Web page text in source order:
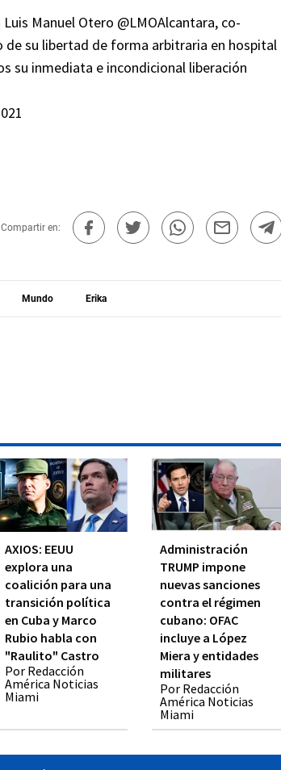
Manuel Otero @LMOAlcantara, co-
de su libertad de forma arbitraria en hospital
su inmediata e incondicional liberación
Compartir en:
Mundo Erika
AXIOS: EEUU
explora una
coalición para una
transición política
en Cuba y Marco
Rubio habla con
"Raulito" Castro
Por Redacción
América Noticias
Miami
Administración
TRUMP impone
nuevas sanciones
contra el régimen
cubano: OFAC
incluye a López
Miera y entidades
militares
Por Redacción
América Noticias
Miami